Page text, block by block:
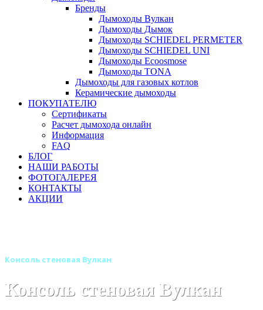
Бренды
Дымоходы Вулкан
Дымоходы Дымок
Дымоходы SCHIEDEL PERMETER
Дымоходы SCHIEDEL UNI
Дымоходы Ecoosmose
Дымоходы TONA
Дымоходы для газовых котлов
Керамические дымоходы
ПОКУПАТЕЛЮ
Сертификаты
Расчет дымохода онлайн
Информация
FAQ
БЛОГ
НАШИ РАБОТЫ
ФОТОГАЛЕРЕЯ
КОНТАКТЫ
АКЦИИ
Консоль стеновая Вулкан
Консоль стеновая Вулкан